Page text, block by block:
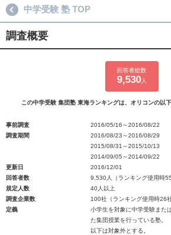
中学受験 塾 TOP
調査概要
回答者総数
9,530人
この中学受験 集団塾 東海ランキングは、オリコンの以
事前調査
2016/05/16～2016/08/22
調査期間
2016/08/23～2016/08/29
2015/08/31～2015/10/13
2014/09/05～2014/09/22
更新日
2016/12/01
回答者数
9,530人（ランキング使用時
規定人数
40人以上
調査企業数
100社（ランキング使用時26社
定義
小学生を対象に中学受験また
た集団授業を行っている塾。
以下は対象外とする。